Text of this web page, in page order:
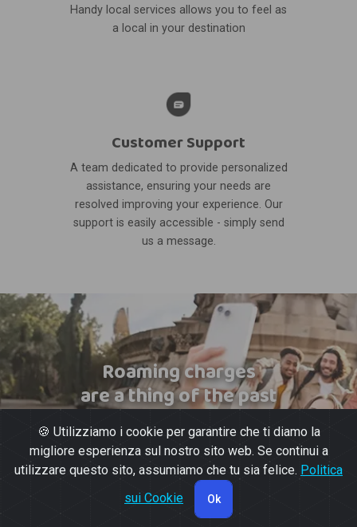
Handy local services allows you to feel as
a local in your destination
Customer Support
A team dedicated to provide personalized
assistance, ensuring your needs are
resolved improving your experience. Our
support is easily accessible - simply send
us a message.
Roaming charges
are a thing of the past
🍪 Utilizziamo i cookie per garantire che ti diamo la
migliore esperienza sul nostro sito web. Se continui a
utilizzare questo sito, assumiamo che tu sia felice. Politica
sui Cookie
Ok